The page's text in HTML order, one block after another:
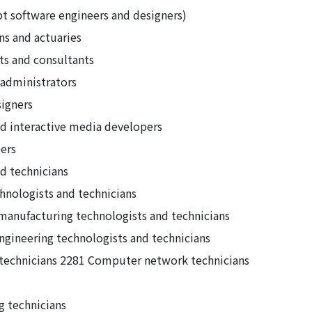
software engineers and designers)
and actuaries
and consultants
interactive media developers
technicians
and technicians
technologists and technicians
technologists and technicians
2281 Computer network technicians
technicians